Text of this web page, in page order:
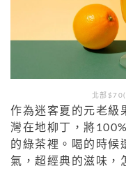
北部
作為迷客夏的元老級
灣在地柳丁，將
的綠茶裡。喝的時候
氣，超經典的滋味，